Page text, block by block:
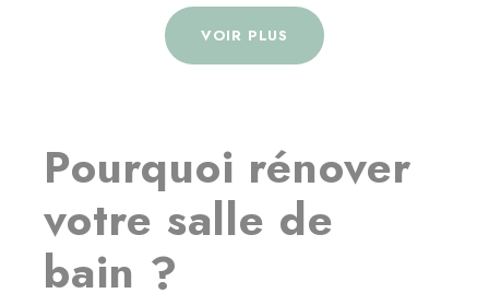
VOIR PLUS
Pourquoi rénover
votre salle de
bain ?